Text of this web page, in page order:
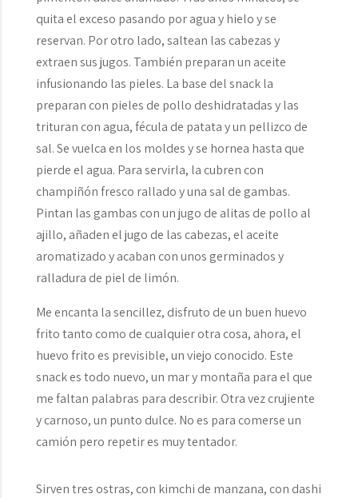
quita el exceso pasando por agua y hielo y se
reservan. Por otro lado, saltean las cabezas y
extraen sus jugos. También preparan un aceite
infusionando las pieles. La base del snack la
preparan con pieles de pollo deshidratadas y las
trituran con agua, fécula de patata y un pellizco de
sal. Se vuelca en los moldes y se hornea hasta que
pierde el agua. Para servirla, la cubren con
champiñón fresco rallado y una sal de gambas.
Pintan las gambas con un jugo de alitas de pollo al
ajillo, añaden el jugo de las cabezas, el aceite
aromatizado y acaban con unos germinados y
ralladura de piel de limón.
Me encanta la sencillez, disfruto de un buen huevo
frito tanto como de cualquier otra cosa, ahora, el
huevo frito es previsible, un viejo conocido. Este
snack es todo nuevo, un mar y montaña para el que
me faltan palabras para describir. Otra vez crujiente
y carnoso, un punto dulce. No es para comerse un
camión pero repetir es muy tentador.
Sirven tres ostras, con kimchi de manzana, con dashi